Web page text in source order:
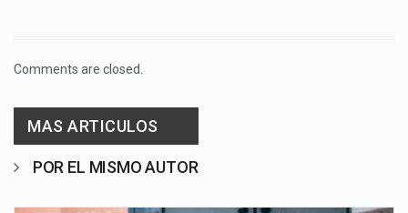
Comments are closed.
MAS ARTICULOS
POR EL MISMO AUTOR